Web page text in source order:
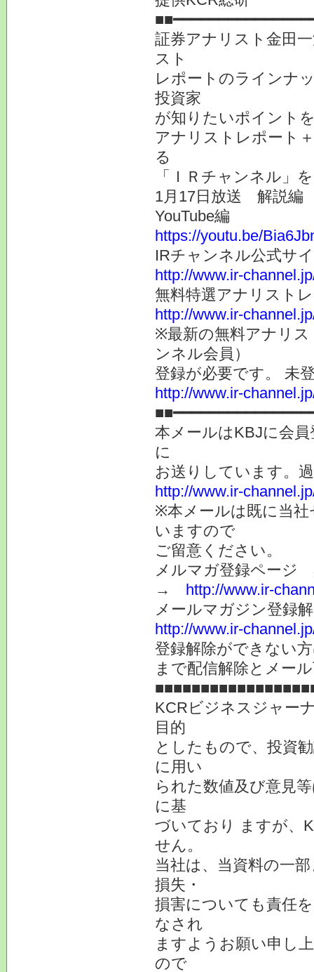
証券アナリスト金田
スト
レポートのラインナ
投資家
が知りたいポイント
アナリストレポート
る
「ＩＲチャンネル」
1月17日放送 解説編
YouTube編
https://youtu.be/
IRチャンネル公式サ
http://www.ir-
無料特選アナリスト
http://www.ir-
※最新の無料アナリ
ンネル会員）
登録が必要です。 未
http://www.ir-
本メールはKBJに会
に
お送りしています。
http://www.ir-
※本メールは既に当
いますので
ご留意ください。
メルマガ登録ページ
→ http://www.ir-
メールマガジン登録
http://www.ir-
登録解除ができない
まで配信解除とメー
KCRビジネスジャー
目的
としたもので、投資
に用い
られた数値及び意見
に基
づいており ますが、
せん。
当社は、当資料の一
損失・
損害についても責任
なされ
ますようお願い申し
ので